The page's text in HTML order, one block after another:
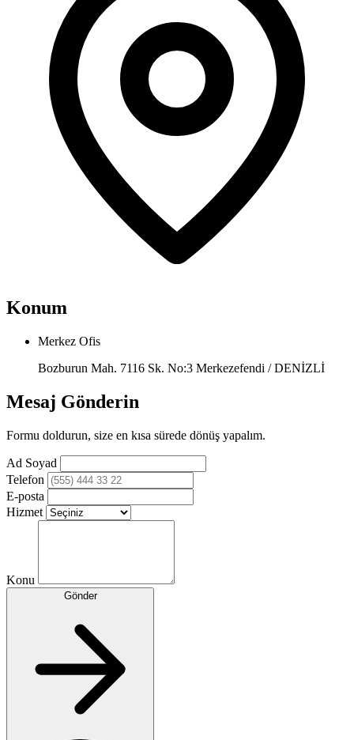
Konum
Merkez Ofis
Bozburun Mah. 7116 Sk. No:3 Merkezefendi / DENİZLİ
Mesaj Gönderin
Formu doldurun, size en kısa sürede dönüş yapalım.
Ad Soyad
Telefon
E-posta
Hizmet
Konu
Gönder